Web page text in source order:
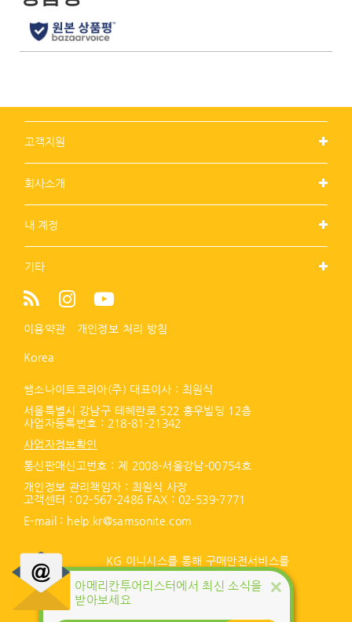
아메리칸투어리스터에서 최신 소식을
받아보세요
고객지원
회사소개
내 계정
기타
이용약관 개인정보 처리 방침
Korea
쌤소나이트코리아(주) 대표이사 : 최원식
서울특별시 강남구 테헤란로 522 홍우빌딩 12층
사업자등록번호 : 218-81-21342
사업자정보확인
통신판매신고번호 : 제 2008-서울강남-00754호
개인정보 관리책임자 : 최원식 사장
고객센터 :02-567-2486 FAX : 02-539-7771
E-mail : help.kr@samsonite.com
KG 이니시스를 통해 구매안전서비스를
제공합니다.
서비스 가입사실 확인